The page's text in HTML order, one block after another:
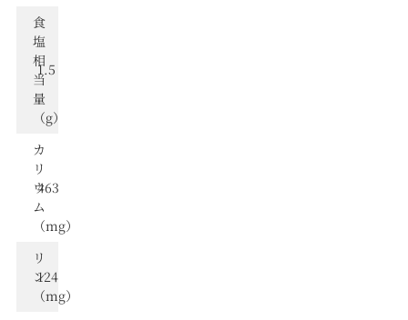
⾷
塩
相
当
量
（g）
1.5
カ
リ
ウ
ム
（mg）
463
リ
ン
（mg）
124